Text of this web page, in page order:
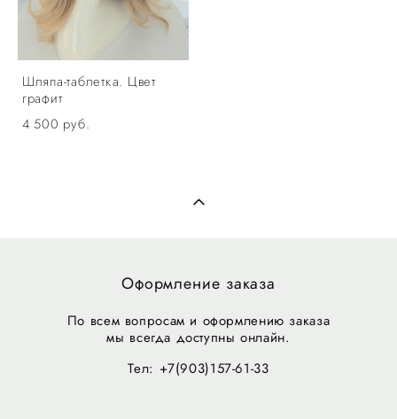
Шляпа-таблетка. Цвет
графит
4 500 pуб.
Оформление заказа
По всем вопросам и оформлению заказа
мы всегда доступны онлайн.
Тел: +7(903)157-61-33